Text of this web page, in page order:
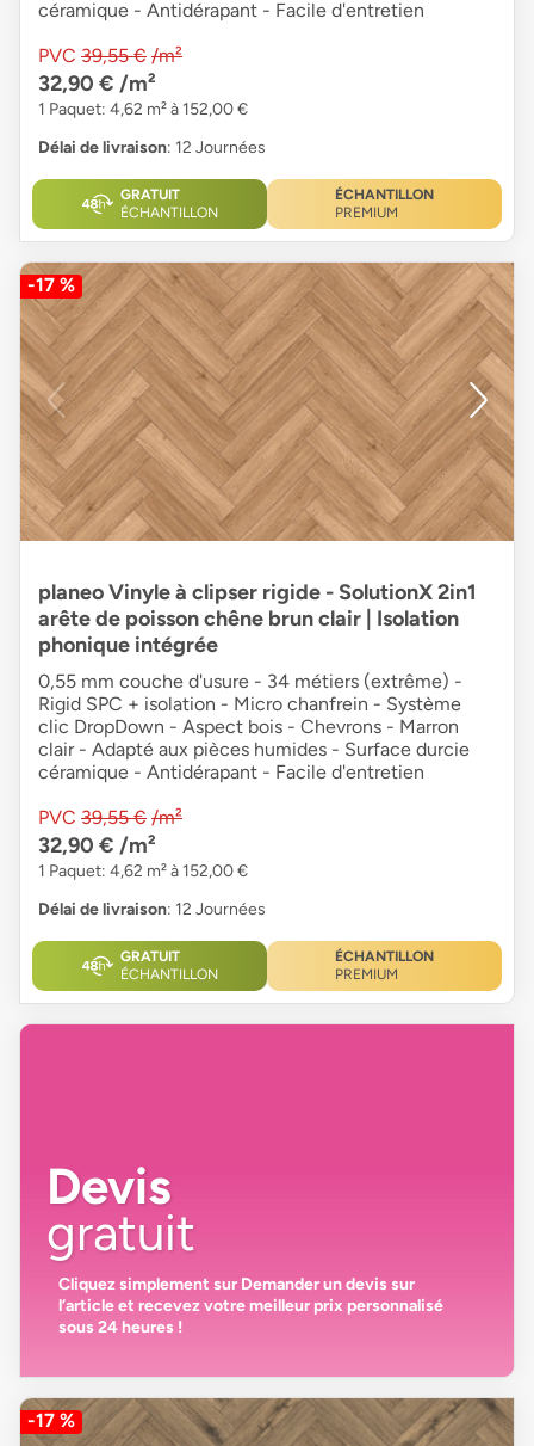
céramique - Antidérapant - Facile d'entretien
PVC 39,55 € /m²
32,90 € /m²
1 Paquet: 4,62 m² à 152,00 €
Délai de livraison: 12 Journées
GRATUIT
ÉCHANTILLON
ÉCHANTILLON
PREMIUM
-17 %
planeo Vinyle à clipser rigide - SolutionX 2in1
arête de poisson chêne brun clair | Isolation
phonique intégrée
0,55 mm couche d'usure - 34 métiers (extrême) -
Rigid SPC + isolation - Micro chanfrein - Système
clic DropDown - Aspect bois - Chevrons - Marron
clair - Adapté aux pièces humides - Surface durcie
céramique - Antidérapant - Facile d'entretien
PVC 39,55 € /m²
32,90 € /m²
1 Paquet: 4,62 m² à 152,00 €
Délai de livraison: 12 Journées
GRATUIT
ÉCHANTILLON
ÉCHANTILLON
PREMIUM
Devis
gratuit
Cliquez simplement sur Demander un devissur
l’article et recevez votremeilleur prix personnalisé
sous 24 heures !
-17 %